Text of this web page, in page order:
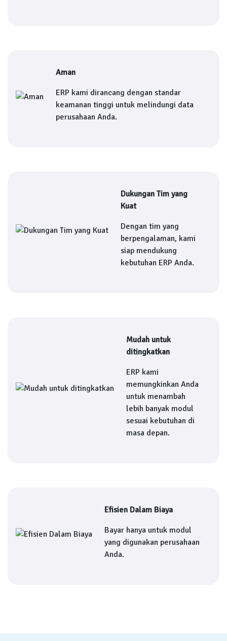
Aman
ERP kami dirancang dengan standar
keamanan tinggi untuk melindungi data
perusahaan Anda.
Dukungan Tim yang
Kuat
Dengan tim yang
berpengalaman, kami
siap mendukung
kebutuhan ERP Anda.
Mudah untuk
ditingkatkan
ERP kami
memungkinkan Anda
untuk menambah
lebih banyak modul
sesuai kebutuhan di
masa depan.
Efisien Dalam Biaya
Bayar hanya untuk modul
yang digunakan perusahaan
Anda.